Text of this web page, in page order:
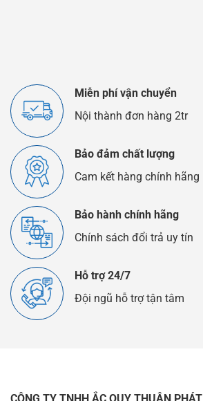
Thế
Nào?
Miễn phí vận chuyển
Nội thành đơn hàng 2tr
Bảo đảm chất lượng
Cam kết hàng chính hãng
Bảo hành chính hãng
Chính sách đổi trả uy tín
Hỗ trợ 24/7
Đội ngũ hỗ trợ tận tâm